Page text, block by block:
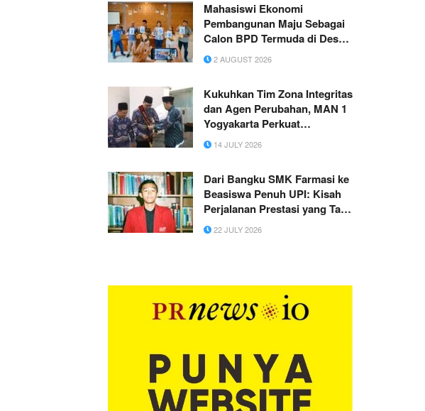
Mahasiswi Ekonomi
Pembangunan Maju Sebagai
Calon BPD Termuda di Desa
Duren
2 AUGUST 2026
Kukuhkan Tim Zona Integritas
dan Agen Perubahan, MAN 1
Yogyakarta Perkuat
Komitmen Raih WBK dan
WBBM
14 JULY 2026
Dari Bangku SMK Farmasi ke
Beasiswa Penuh UPI: Kisah
Perjalanan Prestasi yang Tak
Pernah Berhenti
22 JULY 2026